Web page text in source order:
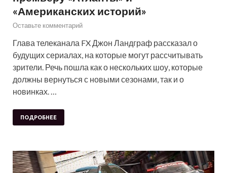
«Американских историй»
Оставьте комментарий
Глава телеканала FX Джон Ландграф рассказал о
будущих сериалах, на которые могут рассчитывать
зрители. Речь пошла как о нескольких шоу, которые
должны вернуться с новыми сезонами, так и о
новинках. …
ПОДРОБНЕЕ